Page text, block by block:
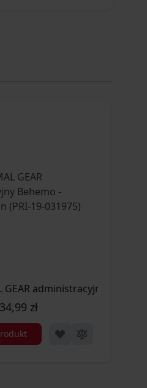
19-031990)
GEAR administracyjny
34,99 zł